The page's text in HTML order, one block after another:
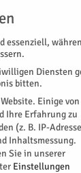
essenziell,
Diensten
bitten.
Einige
Ihre Erfahrung zu
(z. B. IP-
Inhaltsmessung.
Sie in unserer
Einstellungen